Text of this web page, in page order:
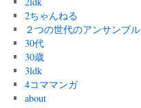
2ちゃんねる
２つの世代のアンサンブル
30代
30歳
3ldk
4コママンガ
about